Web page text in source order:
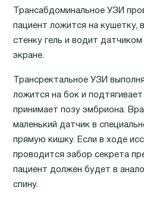
Трансабдоминальное УЗИ
пациент ложится на кушетку,
стенку гель и водит
экране.
Трансректальное УЗИ
ложится на бок и
принимает позу эмбриона.
маленький датчик в
прямую кишку. Если в ходе
проводится забор секрета
пациент должен будет в
спину.